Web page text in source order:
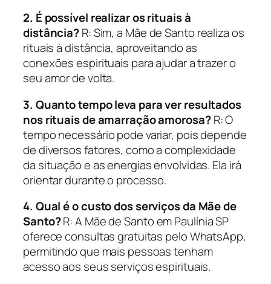
2. É possível realizar os rituais à
distância?R: Sim, a Mãe de Santo realiza os
rituais à distância, aproveitando as
conexões espirituais para ajudar a trazer o
seu amor de volta.
3. Quanto tempo leva para ver resultados
nos rituais de amarração amorosa?R: O
tempo necessário pode variar, pois depende
de diversos fatores, como a complexidade
da situação e as energias envolvidas. Ela irá
orientar durante o processo.
4. Qual é o custo dos serviços da Mãe de
Santo?R: A Mãe de Santo em Paulínia SP
oferece consultas gratuitas pelo WhatsApp,
permitindo que mais pessoas tenham
acesso aos seus serviços espirituais.